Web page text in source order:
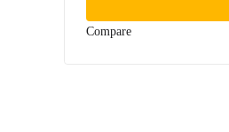
Compare